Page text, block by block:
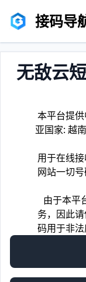
接码导
无敌云
本平台提
亚国家: 越
用于在线
网站一切
由于本平
务，因此
码用于非法